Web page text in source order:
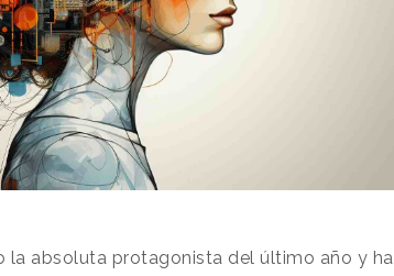
la absoluta protagonista del último año y ha